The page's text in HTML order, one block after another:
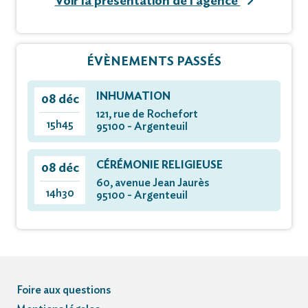
condoléances et témoignages sur ce site.
ÉVÈNEMENTS PASSÉS
08 déc
15h45
INHUMATION
121, rue de Rochefort
95100 - Argenteuil
08 déc
14h30
CÉRÉMONIE RELIGIEUSE
60, avenue Jean Jaurès
95100 - Argenteuil
Foire aux questions